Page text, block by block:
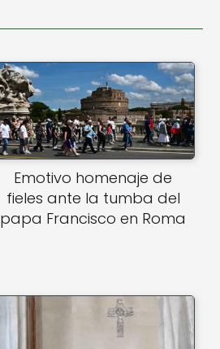
Emotivo homenaje de
fieles ante la tumba del
papa Francisco en Roma